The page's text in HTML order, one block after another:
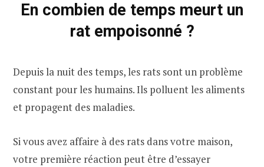
En combien de temps meurt un
rat empoisonné ?
Depuis la nuit des temps, les rats sont un problème
constant pour les humains. Ils polluent les aliments
et propagent des maladies.
Si vous avez affaire à des rats dans votre maison,
votre première réaction peut être d’essayer